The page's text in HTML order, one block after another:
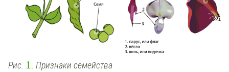
Рис. 1 . Признаки семейства